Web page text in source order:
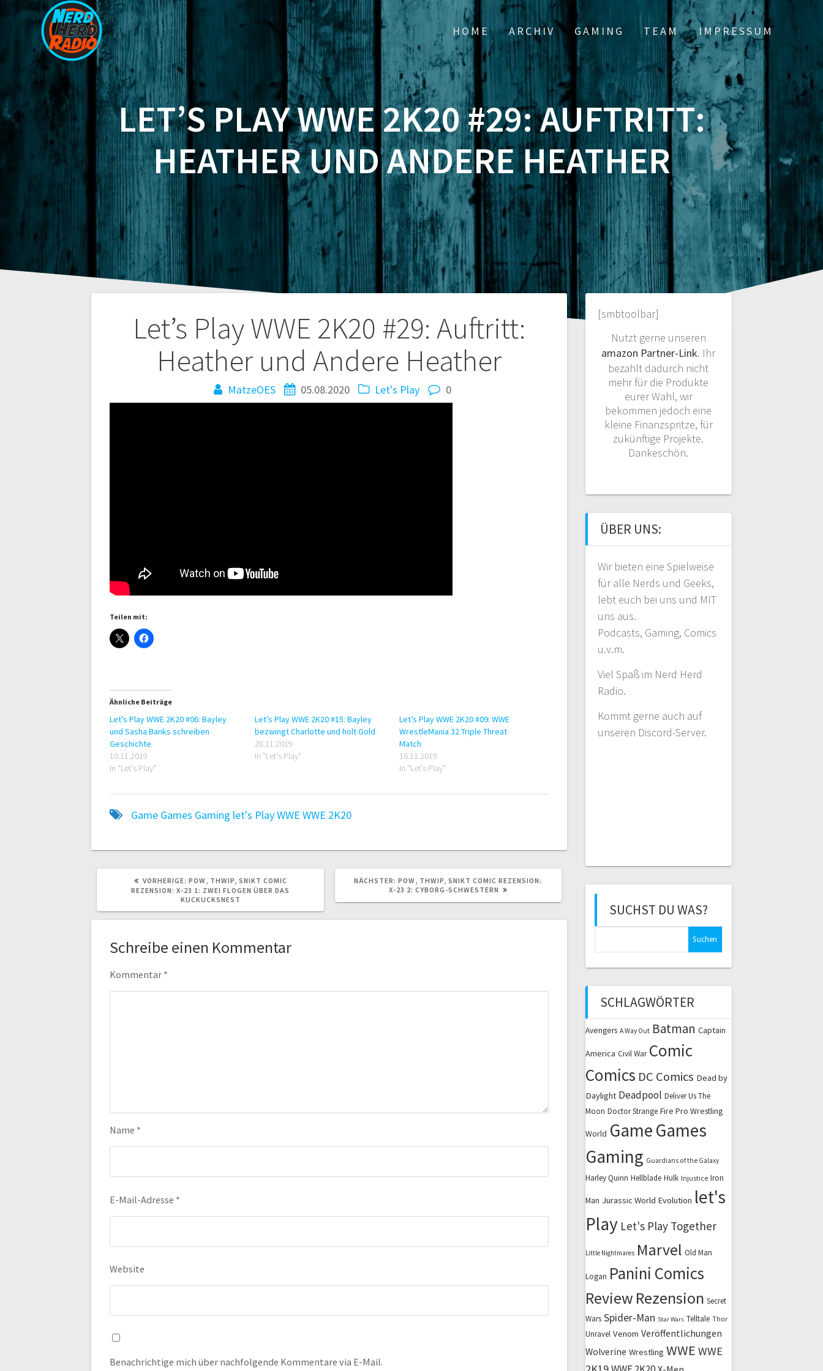
HOME ARCHIV GAMING TEAM IMPRESSUM
LET’S PLAY WWE 2K20 #29: AUFTRITT:
HEATHER UND ANDERE HEATHER
Let’s Play WWE 2K20 #29: Auftritt:
Heather und Andere Heather
MatzeOES 05.08.2020 Let's Play 0
Teilen mit:
Ähnliche Beiträge
Let’s Play WWE 2K20 #06: Bayley
und Sasha Banks schreiben
Geschichte
10.11.2019
In "Let's Play"
Let’s Play WWE 2K20 #15: Bayley
bezwingt Charlotte und holt Gold
28.11.2019
In "Let's Play"
Let’s Play WWE 2K20 #09: WWE
WrestleMania 32 Triple Threat
Match
16.11.2019
In "Let's Play"
Game Games Gaming let's PlayWWE WWE 2K20
Beitragsnavigation
VORHERIGE: VORHERIGER
BEITRAG:
POW, THWIP, SNIKT COMIC
REZENSION: X-23 1: ZWEI FLOGEN ÜBER DAS
KUCKUCKSNEST
NÄCHSTER: NÄCHSTER
BEITRAG:
POW, THWIP, SNIKT COMIC REZENSION:
X-23 2: CYBORG-SCHWESTERN
Schreibe einen Kommentar
Kommentar *
Name *
E-Mail-Adresse *
Website
Benachrichtige mich über nachfolgende Kommentare via E-Mail.
[smbtoolbar]
Nutzt gerne unseren
amazon Partner-Link. Ihr
bezahlt dadurch nicht
mehr für die Produkte
eurer Wahl, wir
bekommen jedoch eine
kleine Finanzspritze, für
zukünftige Projekte.
Dankeschön.
ÜBER UNS:
Wir bieten eine Spielweise
für alle Nerds und Geeks,
lebt euch bei uns und MIT
uns aus.
Podcasts, Gaming, Comics
u.v.m.
Viel Spaß im Nerd Herd
Radio.
Kommt gerne auch auf
unseren Discord-Server.
SUCHST DU WAS?
SCHLAGWÖRTER
Avengers A Way Out Batman Captain
America Civil War Comic
Comics DC Comics Dead by
Daylight Deadpool Deliver Us The
Moon Doctor Strange Fire Pro Wrestling
World GameGames
Gaming Guardians of the Galaxy
Harley Quinn Hellblade Hulk Injustice Iron
Man Jurassic World Evolution let's
Play Let's Play Together
Little Nightmares Marvel Old Man
Logan Panini Comics
Review Rezension Secret
Wars Spider-Man Star Wars Telltale Thor
Unravel Venom Veröffentlichungen
Wolverine Wrestling WWE WWE